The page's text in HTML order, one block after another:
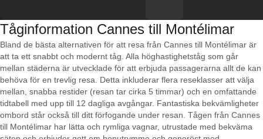
Tåginformation Cannes till Montélimar
Bland de bästa alternativen för att resa från Cannes till Montélimar är
att ta ett snabbt och modernt tåg. Alla höghastighetståg som går
mellan städerna är utvecklade för att erbjuda passagerarna allt de kan
behöva för en trevlig resa. Detta inkluderar flera reseklasser att välja
mellan, snabba restider (resan tar cirka 5 timmar) och en omfattande
tidtabell med upp till 12 dagliga avgångar. Fantastiska bekvämligheter
ombord står också till ditt förfogande under resan. Tågen från Cannes
till Montélimar har lätta och rymliga vagnar, utrustade med bekväma